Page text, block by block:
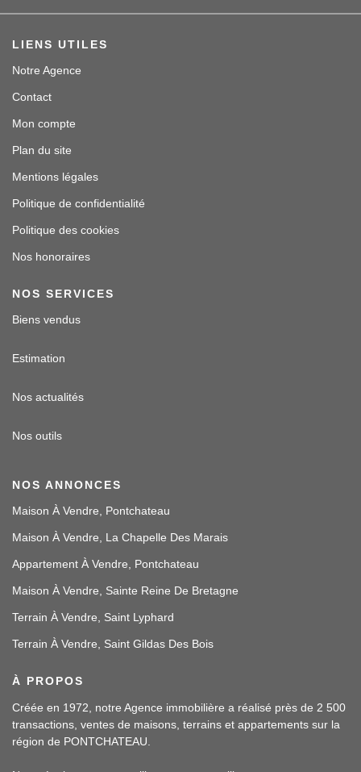
LIENS UTILES
Notre Agence
Contact
Mon compte
Plan du site
Mentions légales
Politique de confidentialité
Politique des cookies
Nos honoraires
NOS SERVICES
Biens vendus
Estimation
Nos actualités
Nos outils
NOS ANNONCES
Maison À Vendre, Pontchateau
Maison À Vendre, La Chapelle Des Marais
Appartement À Vendre, Pontchateau
Maison À Vendre, Sainte Reine De Bretagne
Terrain À Vendre, Saint Lyphard
Terrain À Vendre, Saint Gildas Des Bois
À PROPOS
Créée en 1972, notre Agence immobilière a réalisé près de 2 500
transactions, ventes de maisons, terrains et appartements sur la
région de PONTCHATEAU.